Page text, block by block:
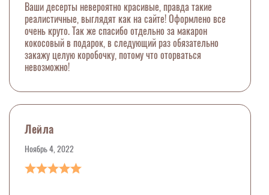
Ваши десерты невероятно красивые, правда такие
реалистичные, выглядят как на сайте! Оформлено все
очень круто. Так же спасибо отдельно за макарон
кокосовый в подарок, в следующий раз обязательно
закажу целую коробочку, потому что оторваться
невозможно!
Лейла
Ноябрь 4, 2022